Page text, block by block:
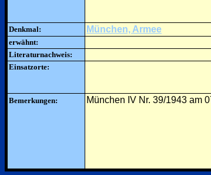
Denkmal: München, Armee
erwähnt:
Literaturnachweis:
Einsatzorte:
Bemerkungen: München IV Nr. 39/1943 am